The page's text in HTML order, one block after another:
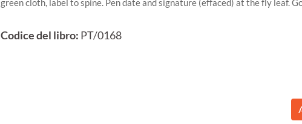
green cloth, label to spine. Pen date and signature (effaced) at the fly leaf.
Codice del libro: PT/0168